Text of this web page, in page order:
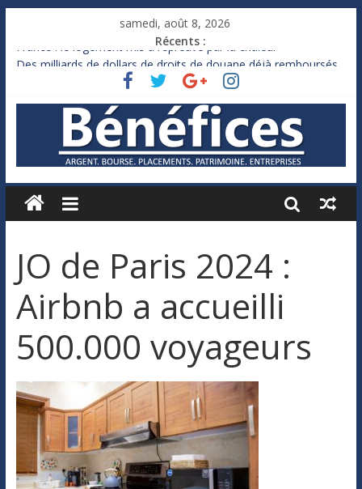
samedi, août 8, 2026
Récents :
France : le logement mis à l’épreuve par la chaleur
Des milliards de dollars de droits de douane déjà remboursés
Royaume-Uni : Andy Burnham recule sur l’impôt
Xavier Niel, le milliardaire qui ne touche presque rien
Ruée des fortunes russes vers l’étranger
JO de Paris 2024 :
Airbnb a accueilli
500.000 voyageurs